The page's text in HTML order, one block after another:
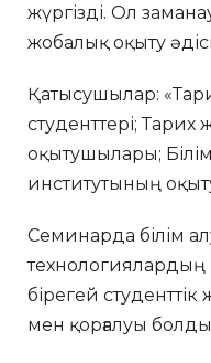
жүргізді. Ол
жобалық оқыту
Қатысушылар:
студенттері;
оқытушылары;
институтының
Семинарда білім
технологиялардың
бірегей
мен қорғалуы